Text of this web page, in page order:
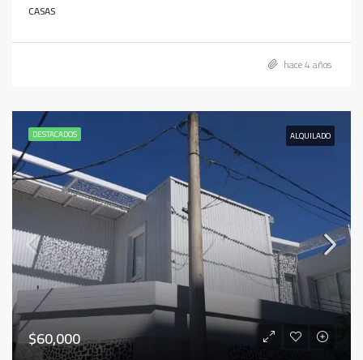
CASAS
hace 4 años
DESTACADOS ALQUILADO
$60,000